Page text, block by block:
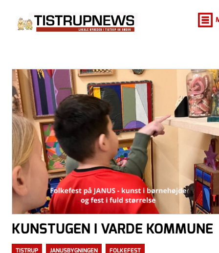
KUNSTUGEN I VARDE KOMMUNE
TISTRUP JANUSBYGNINGEN FOLKEFEST